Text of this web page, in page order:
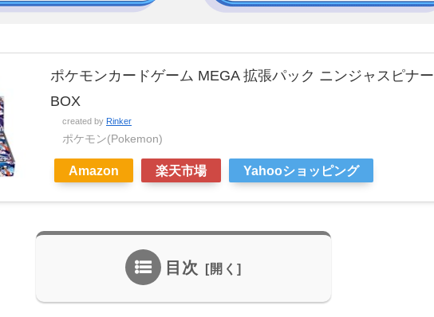
ポケモンカードゲーム MEGA 拡張パック ニンジャスピナー
BOX
created by Rinker
ポケモン(Pokemon)
Amazon 楽天市場 Yahooショッピング
目次